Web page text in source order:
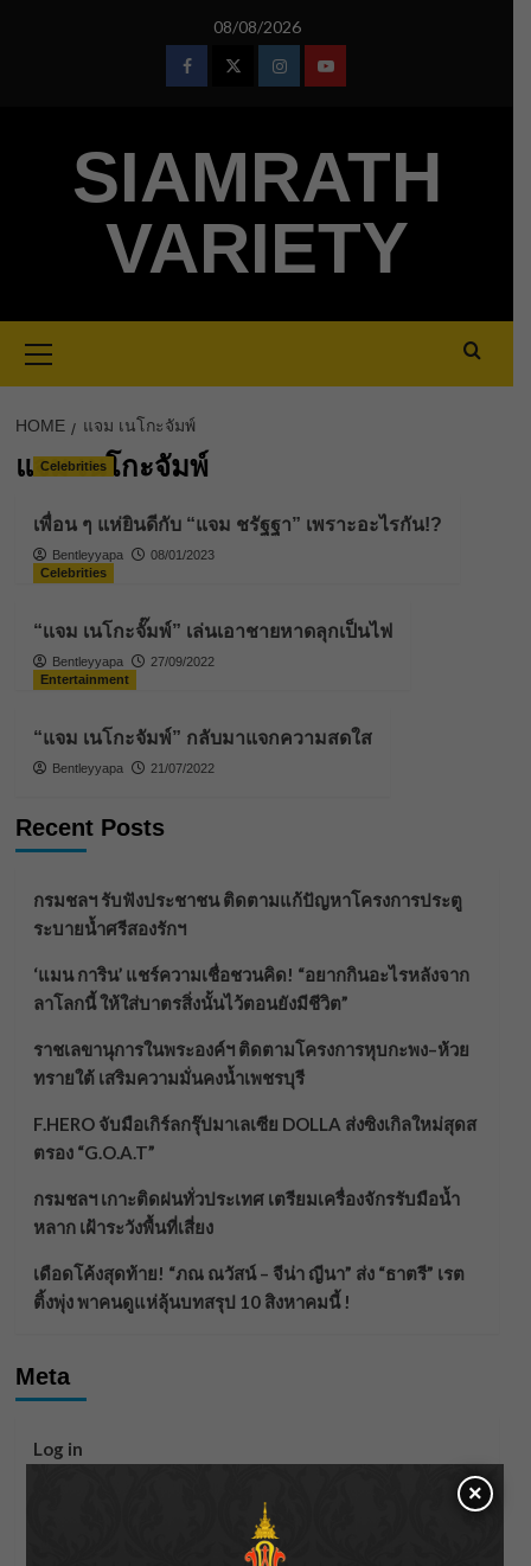
08/08/2026
FacebookTwitterInstagramYoutube
SIAMRATH
VARIETY
Menu
HOME แจม เนโกะจัมพ์
แจม เนโกะจัมพ์
Celebrities
เพื่อน ๆ แห่ยินดีกับ “แจม ชรัฐฐา” เพราะอะไรกัน!?
Bentleyyapa
08/01/2023
Celebrities
“เเจม เนโกะจั๊มพ์” เล่นเอาชายหาดลุกเป็นไฟ
Bentleyyapa
27/09/2022
Entertainment
“แจม เนโกะจัมพ์” กลับมาแจกความสดใส
Bentleyyapa 21/07/2022
Recent Posts
กรมชลฯ รับฟังประชาชน ติดตามแก้ปัญหาโครงการประตู
ระบายน้ำศรีสองรักฯ
‘แมน การิน’ แชร์ความเชื่อชวนคิด! “อยากกินอะไรหลังจาก
ลาโลกนี้ ให้ใส่บาตรสิ่งนั้นไว้ตอนยังมีชีวิต”
ราชเลขานุการในพระองค์ฯ ติดตามโครงการหุบกะพง–ห้วย
ทรายใต้ เสริมความมั่นคงน้ำเพชรบุรี
F.HERO จับมือเกิร์ลกรุ๊ปมาเลเซีย DOLLA ส่งซิงเกิลใหม่สุดส
ตรอง “G.O.A.T”
กรมชลฯ เกาะติดฝนทั่วประเทศ เตรียมเครื่องจักรรับมือน้ำ
หลาก เฝ้าระวังพื้นที่เสี่ยง
เดือดโค้งสุดท้าย! “ภณ ณวัสน์ – จีน่า ญีนา” ส่ง “ธาตรี” เรต
ติ้งพุ่ง พาคนดูแห่ลุ้นบทสรุป 10 สิงหาคมนี้ !
Meta
Log in
×